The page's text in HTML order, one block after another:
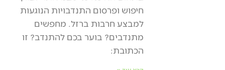
חיפוש ופרסום התנדבויות הנוגעות
למבצע חרבות ברזל. מחפשים
מתנדבים? בוער בכם להתנדב? זו
הכתובת: